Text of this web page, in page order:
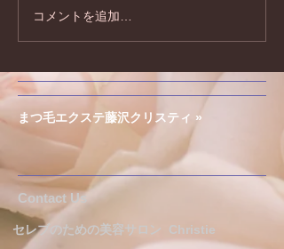
夏のキャンペーンのお知
らせです♪
コメントを追加…
まつ毛エクステ藤沢クリスティ »
​​​Contact Us
セレブのための美容サロン Christie